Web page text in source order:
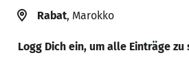
Rabat, Marokko
Logg Dich ein, um alle Einträge zu